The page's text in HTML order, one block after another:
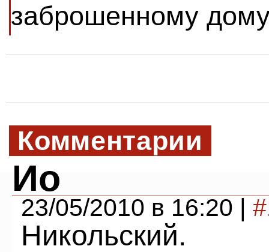
заброшенному
Комментарии
Ио
23/05/2010 в 16:20 |
Никольский.